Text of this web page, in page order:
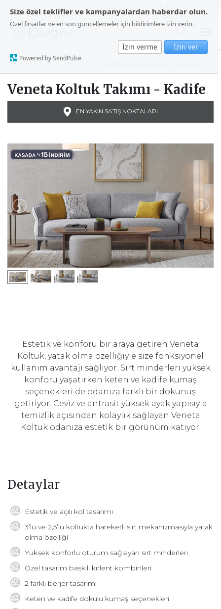
Size özel teklifler ve kampanyalardan haberdar olun.
Özel fırsatlar ve en son güncellemeler için bildirimlere izin verin.
İzin verme İzin ver
Powered by SendPulse
Veneta Koltuk Takımı - Kadife
EN YAKIN SATIŞ NOKTALARI
Estetik ve konforu bir araya getiren Veneta
Koltuk, yatak olma özelliğiyle size fonksiyonel
kullanım avantajı sağlıyor. Sırt minderleri yüksek
konforu yaşatırken keten ve kadife kumaş
seçenekleri de odanıza farklı bir dokunuş
getiriyor. Ceviz ve antrasit yüksek ayak yapısıyla
temizlik açısından kolaylık sağlayan Veneta
Koltuk odanıza estetik bir görünüm katıyor.
Detaylar
Estetik ve açılı kol tasarımı
3’lü ve 2,5’lu koltukta hareketli sırt mekanizmasıyla yatak
olma özelliği
Yüksek konforlu oturum sağlayan sırt minderleri
Özel tasarım baskılı kırlent kombinleri
2 farklı berjer tasarımı
Keten ve kadife dokulu kumaş seçenekleri